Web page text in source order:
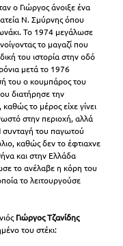
ο Γιώργος άνοιξε ένα
Ν. Σμύρνης όπου
Το 1974 μεγάλωσε
το μαγαζί που
του ιστορία στην οδό
μετά το 1976
του ο κουμπάρος του
διατήρησε την
το μέρος είχε γίνει
στην περιοχή, αλλά
συνταγή του παγωτού
καθώς δεν το έφτιαχνε
και στην Ελλάδα
το ανέλαβε η κόρη του
το λειτουργούσε
Γιώργος Τζανίδης
του στέκι: